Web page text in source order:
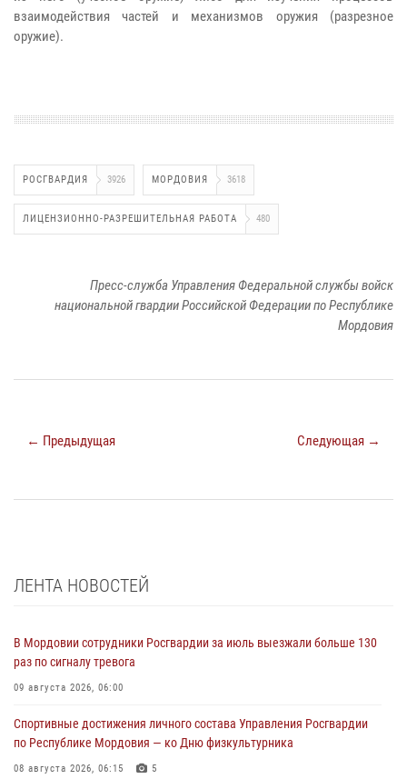
взаимодействия частей и механизмов оружия (разрезное
оружие).
РОСГВАРДИЯ 3926 МОРДОВИЯ 3618
ЛИЦЕНЗИОННО-РАЗРЕШИТЕЛЬНАЯ РАБОТА 480
Пресс-служба Управления Федеральной службы войск
национальной гвардии Российской Федерации по Республике
Мордовия
← Предыдущая Следующая →
ЛЕНТА НОВОСТЕЙ
В Мордовии сотрудники Росгвардии за июль выезжали больше 130
раз по сигналу тревога
09 августа 2026, 06:00
Спортивные достижения личного состава Управления Росгвардии
по Республике Мордовия — ко Дню физкультурника
08 августа 2026, 06:15 5